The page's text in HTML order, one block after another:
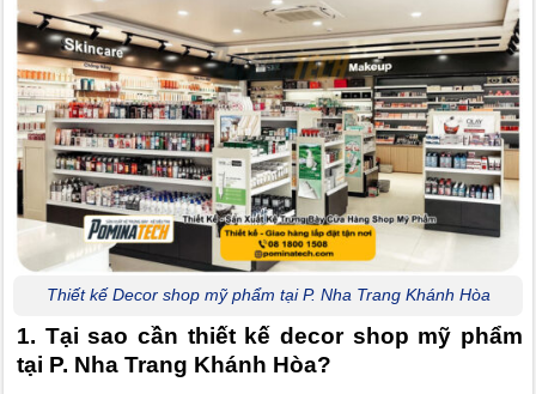
Thiết kế Decor shop mỹ phẩm tại P. Nha Trang Khánh Hòa
1. Tại sao cần thiết kế decor shop mỹ phẩm
tại P. Nha Trang Khánh Hòa?